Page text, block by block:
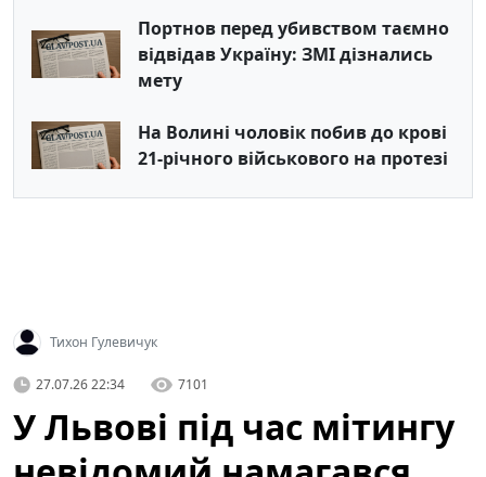
Портнов перед убивством таємно
відвідав Україну: ЗМІ дізнались
мету
На Волині чоловік побив до крові
21-річного військового на протезі
Тихон Гулевичук
27.07.26 22:34 7101
У Львові під час мітингу